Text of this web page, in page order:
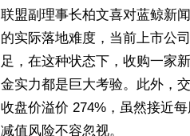
联盟副理事长柏文喜对蓝鲸新
的实际落地难度，当前上市公
足，在这种状态下，收购一家
金实力都是巨大考验。此外，
收盘价溢价 274%，虽然接近
减值风险不容忽视。